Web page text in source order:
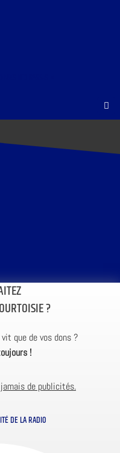
?
que de vos dons ?
!
de publicités.
DE LA RADIO